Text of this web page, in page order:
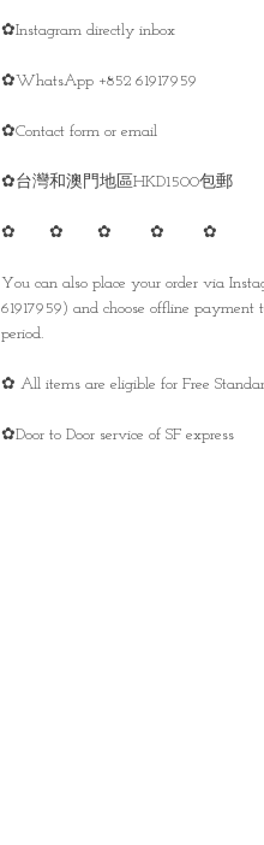
✿Instagram directly inbox
✿WhatsApp +852 61917959
✿Contact form or email
✿台灣和澳門地區HKD1500包郵
✿ ✿ ✿ ✿ ✿
You can also place your order via
61917959) and choose offline
period.
✿ All items are eligible for Free
✿Door to Door service of SF express